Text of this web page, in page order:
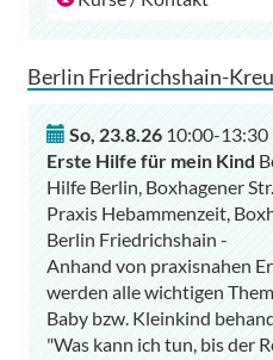
Berlin Friedrichshain-
So, 23.8.26 10:00-13:30
Erste Hilfe für mein Kind
Hilfe Berlin, Boxhagener
Praxis Hebammenzeit,
Berlin Friedrichshain -
Anhand von praxisnahen
werden alle wichtigen
Baby bzw. Kleinkind
"Was kann ich tun, bis der